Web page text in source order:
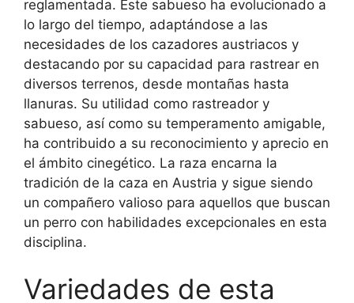
reglamentada. Este sabueso ha evolucionado a
lo largo del tiempo, adaptándose a las
necesidades de los cazadores austriacos y
destacando por su capacidad para rastrear en
diversos terrenos, desde montañas hasta
llanuras. Su utilidad como rastreador y
sabueso, así como su temperamento amigable,
ha contribuido a su reconocimiento y aprecio en
el ámbito cinegético. La raza encarna la
tradición de la caza en Austria y sigue siendo
un compañero valioso para aquellos que buscan
un perro con habilidades excepcionales en esta
disciplina.
Variedades de esta